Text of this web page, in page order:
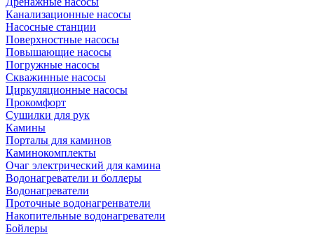
Канализационные насосы
Насосные станции
Поверхностные насосы
Повышающие насосы
Погружные насосы
Скважинные насосы
Циркуляционные насосы
Прокомфорт
Сушилки для рук
Камины
Порталы для каминов
Каминокомплекты
Очаг электрический для камина
Водонагреватели и боллеры
Водонагреватели
Проточные водонагренватели
Накопительные водонагреватели
Бойлеры